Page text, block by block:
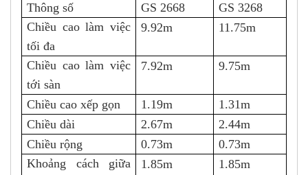
Thông số
GS 2668
GS 3268
Chiều cao làm việc
tối đa
9.92m 11.75m
Chiều cao làm việc
tới sàn
7.92m 9.75m
Chiều cao xếp gọn 1.19m
1.31m
Chiều dài
2.67m
2.44m
Chiều rộng
0.73m
0.73m
Khoảng cách giữa
1.85m 1.85m